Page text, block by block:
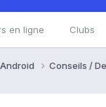
en ligne Clubs
Conseils /